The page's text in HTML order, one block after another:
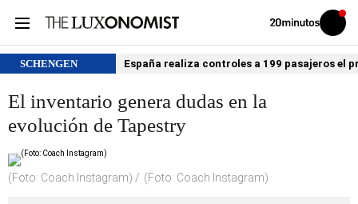
Volver
Iniciar
sesión
SCHENGEN España realiza controles a 199 pasajeros el
El inventario genera dudas en la
evolución de Tapestry
(Foto: Coach Instagram) (Foto: Coach Instagram)